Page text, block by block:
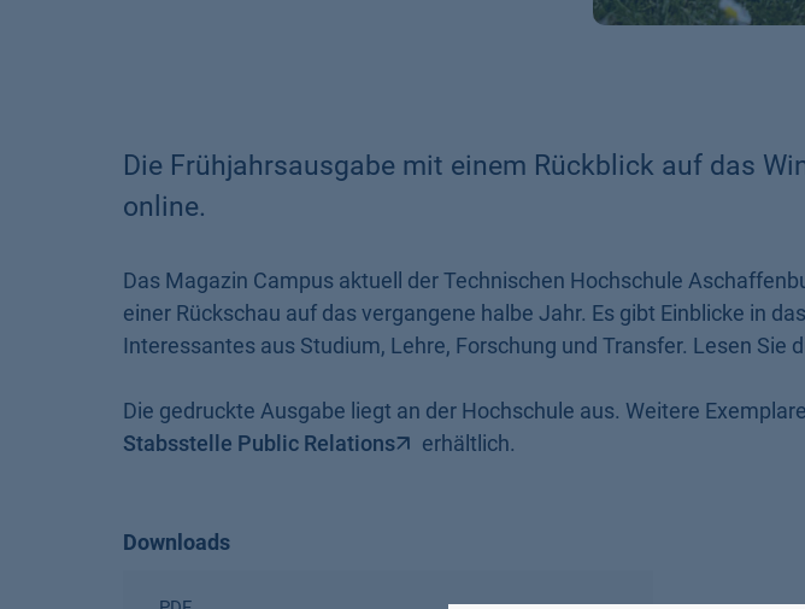
Die Frühjahrsausgabe mit einem Rückblick auf das
online.
Das Magazin Campus aktuell der Technischen Hochschule
einer Rückschau auf das vergangene halbe Jahr. Es gibt Einblicke in
Interessantes aus Studium, Lehre, Forschung und Transfer. Lesen Sie
Die gedruckte Ausgabe liegt an der Hochschule aus. Weitere
Stabsstelle Public Relations
erhältlich.
Downloads